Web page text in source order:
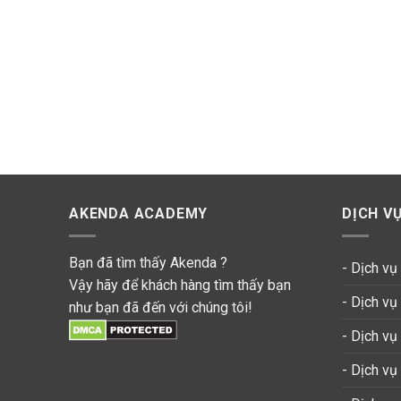
AKENDA ACADEMY
Bạn đã tìm thấy Akenda ?
Vậy hãy để khách hàng tìm thấy bạn
như bạn đã đến với chúng tôi!
DỊCH VỤ
- Dịch
- Dịch
- Dịch
- Dịch